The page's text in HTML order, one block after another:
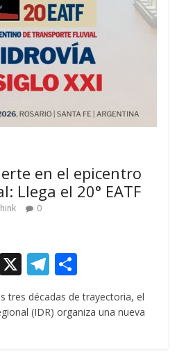
en el epicentro
Llega el 20° EATF
0
W X T
el
e
o
m
tres décadas de trayectoria, el
(IDR) organiza una nueva